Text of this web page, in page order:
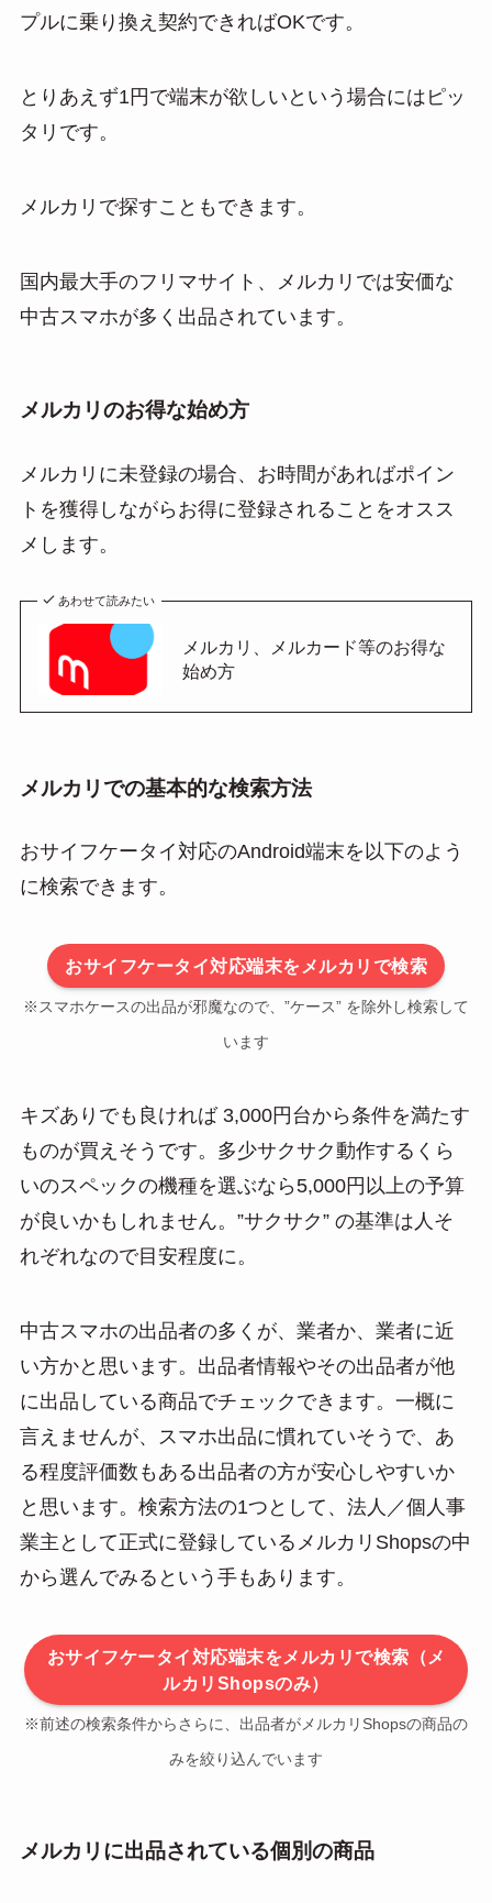
プルに乗り換え契約できればOKです。
とりあえず1円で端末が欲しいという場合にはピッ
タリです。
メルカリで探すこともできます。
国内最大手のフリマサイト、メルカリでは安価な
中古スマホが多く出品されています。
メルカリのお得な始め方
メルカリに未登録の場合、お時間があればポイン
トを獲得しながらお得に登録されることをオスス
メします。
あわせて読みたい
メルカリ、メルカード等のお得な
始め方
メルカリでの基本的な検索方法
おサイフケータイ対応のAndroid端末を以下のよう
に検索できます。
おサイフケータイ対応端末をメルカリで検索
※スマホケースの出品が邪魔なので、”ケース” を除外し検索して
います
キズありでも良ければ 3,000円台から条件を満たす
ものが買えそうです。多少サクサク動作するくら
いのスペックの機種を選ぶなら5,000円以上の予算
が良いかもしれません。”サクサク” の基準は人そ
れぞれなので目安程度に。
中古スマホの出品者の多くが、業者か、業者に近
い方かと思います。出品者情報やその出品者が他
に出品している商品でチェックできます。一概に
言えませんが、スマホ出品に慣れていそうで、あ
る程度評価数もある出品者の方が安心しやすいか
と思います。検索方法の1つとして、法人／個人事
業主として正式に登録しているメルカリShopsの中
から選んでみるという手もあります。
おサイフケータイ対応端末をメルカリで検索（メ
ルカリShopsのみ）
※前述の検索条件からさらに、出品者がメルカリShopsの商品の
みを絞り込んでいます
メルカリに出品されている個別の商品